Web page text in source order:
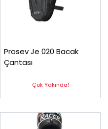
Prosev Je 020 Bacak
Çantası
Çok Yakında!